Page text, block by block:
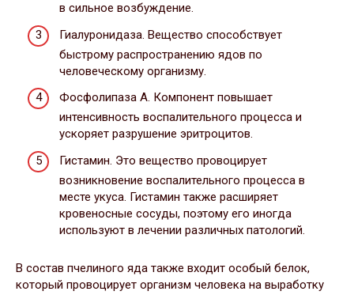
в сильное возбуждение.
Гиалуронидаза. Вещество способствует
быстрому распространению ядов по
человеческому организму.
Фосфолипаза А. Компонент повышает
интенсивность воспалительного процесса и
ускоряет разрушение эритроцитов.
Гистамин. Это вещество провоцирует
возникновение воспалительного процесса в
месте укуса. Гистамин также расширяет
кровеносные сосуды, поэтому его иногда
используют в лечении различных патологий.
В состав пчелиного яда также входит особый белок,
который провоцирует организм человека на выработку